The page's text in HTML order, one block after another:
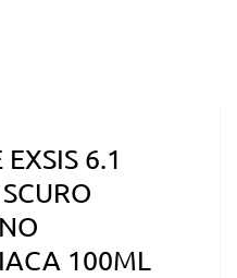
6.1
100ML